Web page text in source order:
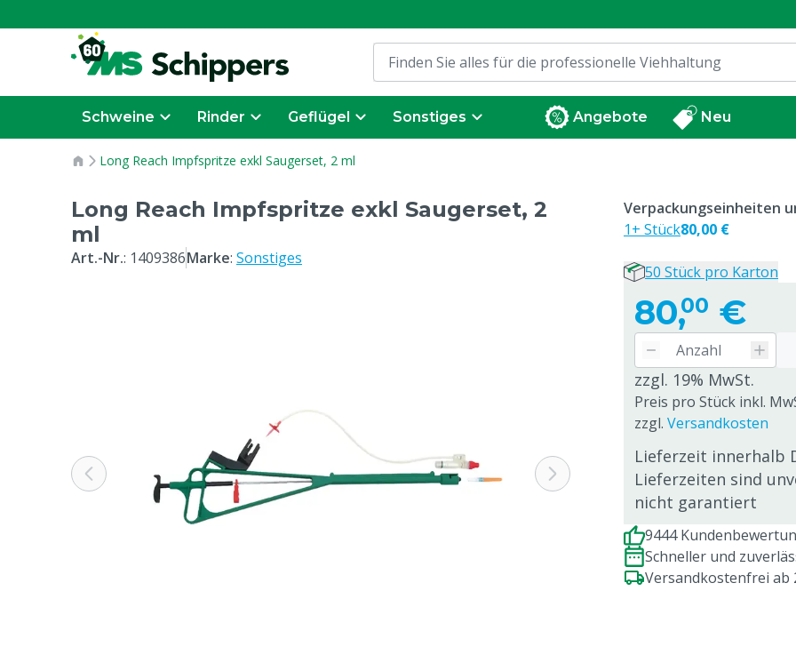
Schweine Rinder Geflügel Sonstiges Angebote Neu
Long Reach Impfspritze exkl Saugerset, 2 ml
Long Reach Impfspritze exkl Saugerset, 2
ml
Art.-Nr.: 1409386Marke: Sonstiges
80,00 €
zzgl. 19% MwSt.
Preis pro Stück inkl.
zzgl. Versandkosten
Lieferzeit innerhalb
Lieferzeiten sind
nicht garantiert
Verpackungseinheiten
1+ Stück80,00 €
50 Stück pro Karton
9444
Schneller und
Versandkostenfrei ab